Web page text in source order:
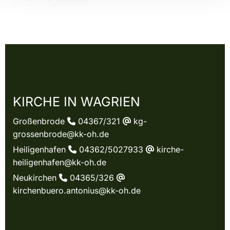
KIRCHE IN WAGRIEN
Großenbrode  04367/321 @ kg-
grossenbrode@kk-oh.de
Heiligenhafen  04362/5027933 @ kirche-
heiligenhafen@kk-oh.de
Neukirchen  04365/326 @
kirchenbuero.antonius@kk-oh.de